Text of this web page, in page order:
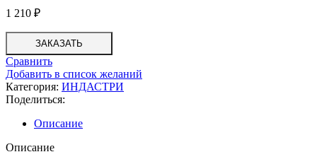
1 210 ₽
ЗАКАЗАТЬ
Сравнить
Добавить в список желаний
Категория: ИНДАСТРИ
Поделиться:
Описание
Описание